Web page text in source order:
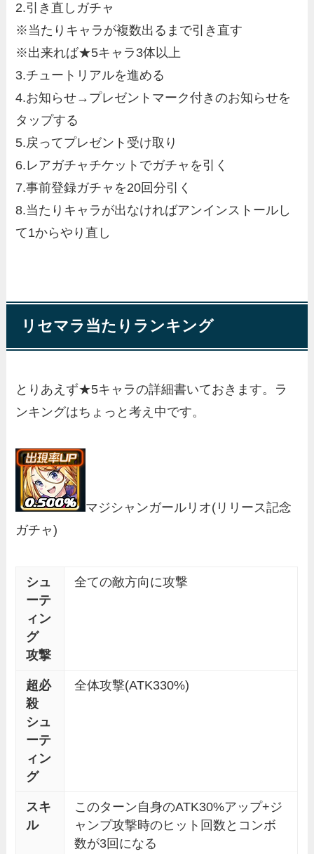
2.引き直しガチャ
※当たりキャラが複数出るまで引き直す
※出来れば★5キャラ3体以上
3.チュートリアルを進める
4.お知らせ→プレゼントマーク付きのお知らせを
タップする
5.戻ってプレゼント受け取り
6.レアガチャチケットでガチャを引く
7.事前登録ガチャを20回分引く
8.当たりキャラが出なければアンインストールし
て1からやり直し
リセマラ当たりランキング
とりあえず★5キャラの詳細書いておきます。ラ
ンキングはちょっと考え中です。
マジシャンガールリオ(リリース記念
ガチャ)
シュ
ーテ
ィン
グ
攻撃
全ての敵方向に攻撃
超必
殺
シュ
ーテ
ィン
グ
全体攻撃(ATK330%)
スキ
ル
このターン自身のATK30%アップ+ジ
ャンプ攻撃時のヒット回数とコンボ
数が3回になる